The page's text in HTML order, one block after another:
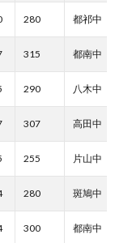
280 都祁中
315 都南中
290 八木中
307 高田中
255 片山中
280 斑鳩中
300 都南中